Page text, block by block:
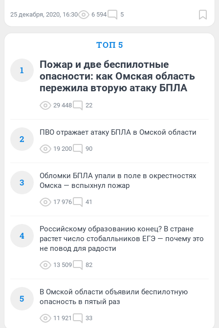
25 декабря, 2020, 16:30 6 594 5
ТОП 5
1
Пожар и две беспилотные
опасности: как Омская область
пережила вторую атаку БПЛА
29 448 22
2
ПВО отражает атаку БПЛА в Омской области
19 200 90
3
Обломки БПЛА упали в поле в окрестностях
Омска — вспыхнул пожар
17 976 41
4
Российскому образованию конец? В стране
растет число стобалльников ЕГЭ — почему это
не повод для радости
13 509 82
5
В Омской области объявили беспилотную
опасность в пятый раз
11 921 33